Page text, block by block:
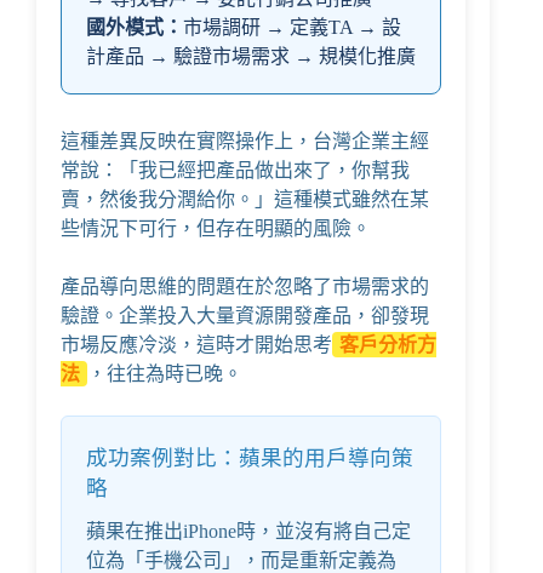
國外模式： 市場調研 → 定義TA → 設
計產品 → 驗證市場需求 → 規模化推廣
這種差異反映在實際操作上，台灣企業主經
常說：「我已經把產品做出來了，你幫我
賣，然後我分潤給你。」這種模式雖然在某
些情況下可行，但存在明顯的風險。
產品導向思維的問題在於忽略了市場需求的
驗證。企業投入大量資源開發產品，卻發現
市場反應冷淡，這時才開始思考 客戶分析方
法
，往往為時已晚。
成功案例對比：蘋果的用戶導向策
略
蘋果在推出iPhone時，並沒有將自己定
位為「手機公司」，而是重新定義為